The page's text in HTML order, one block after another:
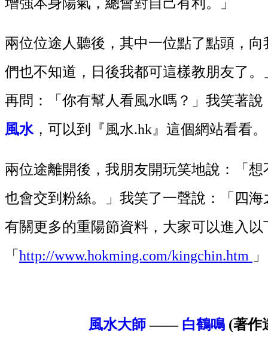
兩位位途人聽後，其中一位點了點頭，
們也不知道，日後我都可這樣教朋友了
再問：「你有幫人看風水嗎？」我笑著
風水，可以到『風水.hk』這個網站看看
兩位途離開後，我朋友開玩笑地說：「
也會交到粉絲。」我笑了一聲說：「四
有關更多的重陽節資料，大家可以進入以
「 http://www.hokming.com/kingchin.htm 」
風水大師—— 白鶴鳴(著作